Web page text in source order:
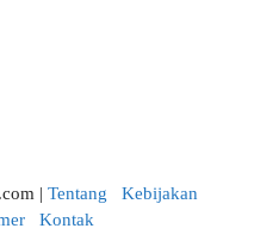
| Tentang
Kebijakan
Kontak